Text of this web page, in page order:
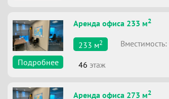
Подробнее
Аренда офиса 233 м2
233 м2 Вместимоcть:
46 этаж
Аренда офиса 273 м2